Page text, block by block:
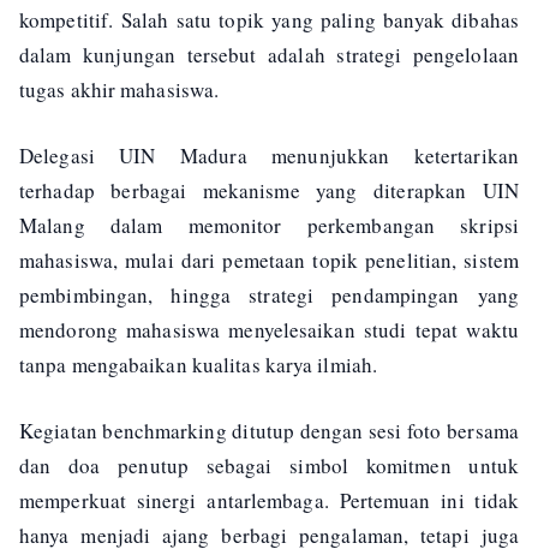
kompetitif. Salah satu topik yang paling banyak dibahas
dalam kunjungan tersebut adalah strategi pengelolaan
tugas akhir mahasiswa.
Delegasi UIN Madura menunjukkan ketertarikan
terhadap berbagai mekanisme yang diterapkan UIN
Malang dalam memonitor perkembangan skripsi
mahasiswa, mulai dari pemetaan topik penelitian, sistem
pembimbingan, hingga strategi pendampingan yang
mendorong mahasiswa menyelesaikan studi tepat waktu
tanpa mengabaikan kualitas karya ilmiah.
Kegiatan benchmarking ditutup dengan sesi foto bersama
dan doa penutup sebagai simbol komitmen untuk
memperkuat sinergi antarlembaga. Pertemuan ini tidak
hanya menjadi ajang berbagi pengalaman, tetapi juga